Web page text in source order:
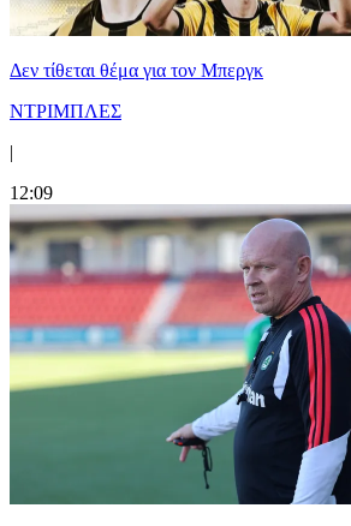
Δεν τίθεται θέμα για τον Μπεργκ
ΝΤΡΙΜΠΛΕΣ
|
12:09